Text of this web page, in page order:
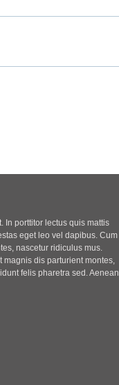
In porttitor lectus quis mattis
eget leo vel dapibus. Cum
nascetur ridiculus mus.
dis parturient montes,
felis pharetra sed. Aenean